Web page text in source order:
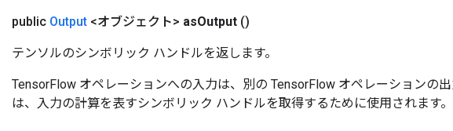
public Output <オブジェクト> asOutput ()
テンソルのシンボリック ハンドルを返します。
TensorFlow オペレーションへの入力は、別の TensorFlow オペレーションの
は、入力の計算を表すシンボリック ハンドルを取得するために使用されます。